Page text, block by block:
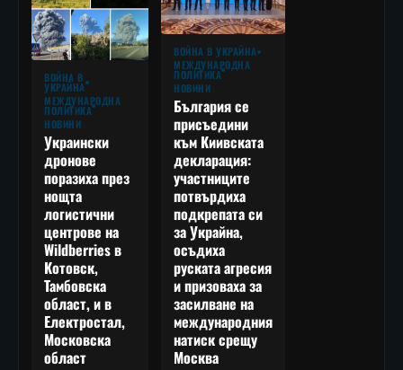
ВОЙНА В
УКРАЙНА
МЕЖДУНАРОДНА
ПОЛИТИКА
НОВИНИ
Украински
дронове
поразиха през
нощта
логистични
центрове на
Wildberries в
Котовск,
Тамбовска
област, и в
Електростал,
Московска
област
ВОЙНА В УКРАЙНА
МЕЖДУНАРОДНА
ПОЛИТИКА
НОВИНИ
България се
присъедини
към Киивската
декларация:
участниците
потвърдиха
подкрепата си
за Украйна,
осъдиха
руската агресия
и призоваха за
засилване на
международния
натиск срещу
Москва